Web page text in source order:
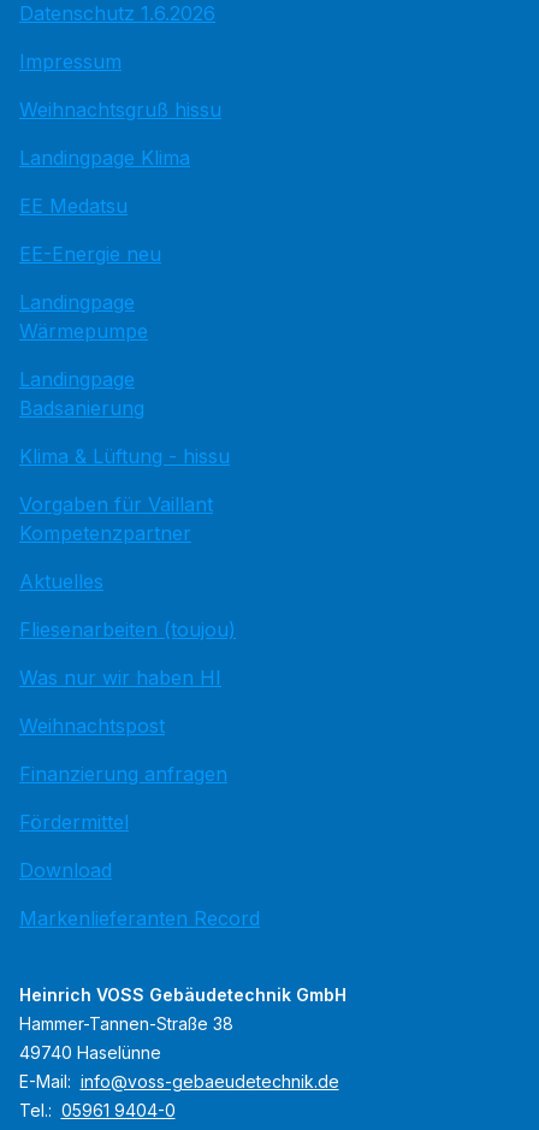
Datenschutz 1.6.2026
Impressum
Weihnachtsgruß hissu
Landingpage Klima
EE Medatsu
EE-Energie neu
Landingpage
Wärmepumpe
Landingpage
Badsanierung
Klima & Lüftung - hissu
Vorgaben für Vaillant
Kompetenzpartner
Aktuelles
Fliesenarbeiten (toujou)
Was nur wir haben HI
Weihnachtspost
Finanzierung anfragen
Fördermittel
Download
Markenlieferanten Record
Heinrich VOSS Gebäudetechnik GmbH
Hammer-Tannen-Straße 38
49740 Haselünne
E-Mail: info@voss-gebaeudetechnik.de
Tel.: 05961 9404-0